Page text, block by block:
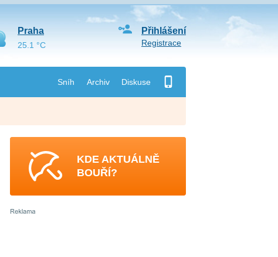
Sníh Archiv Diskuse
Přihlášení
Registrace
Praha
25.1 °C
KDE AKTUÁLNĚ
BOUŘÍ?